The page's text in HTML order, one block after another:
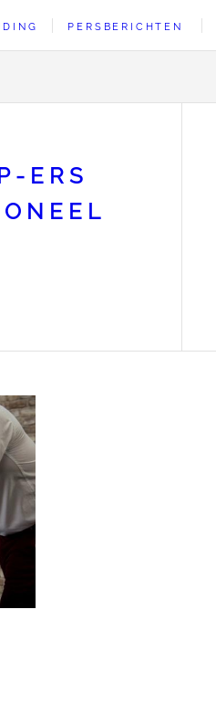
PERSBERICHTEN
ERS